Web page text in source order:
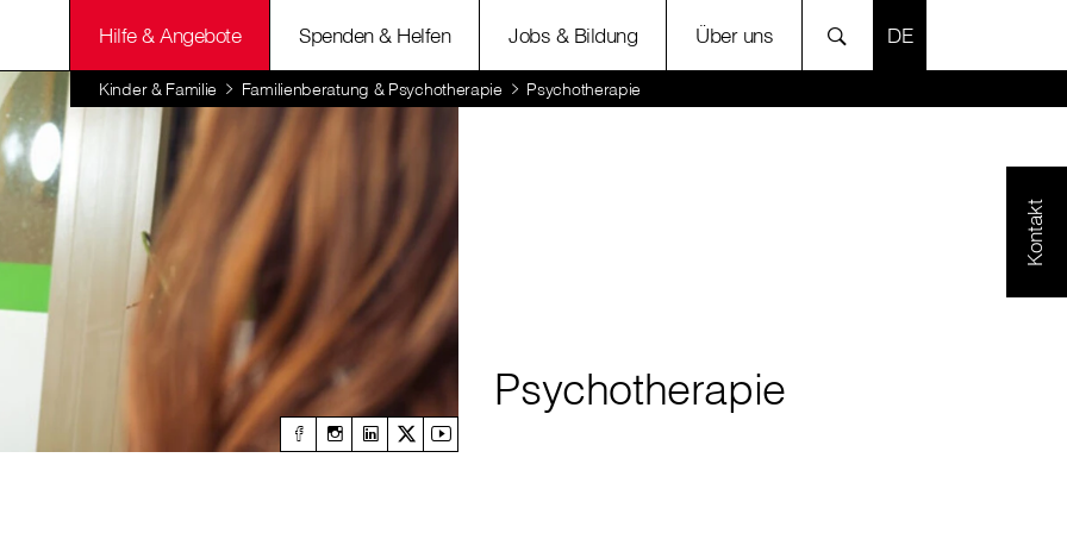
Hilfe & Angebote Spenden & Helfen Jobs & Bildung Über uns SPRACHE
Kinder & Familie Familienberatung & Psychotherapie Psychotherapie
Kontakt
Psychotherapie